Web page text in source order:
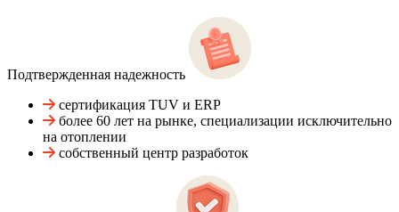
Подтвержденная надежность
сертификация TUV и ERP
более 60 лет на рынке, специализации исключительно
на отоплении
собственный центр разработок